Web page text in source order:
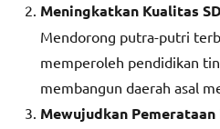
Meningkatkan Kualitas
Mendorong putra-putri
memperoleh pendidikan
membangun daerah asal
Mewujudkan